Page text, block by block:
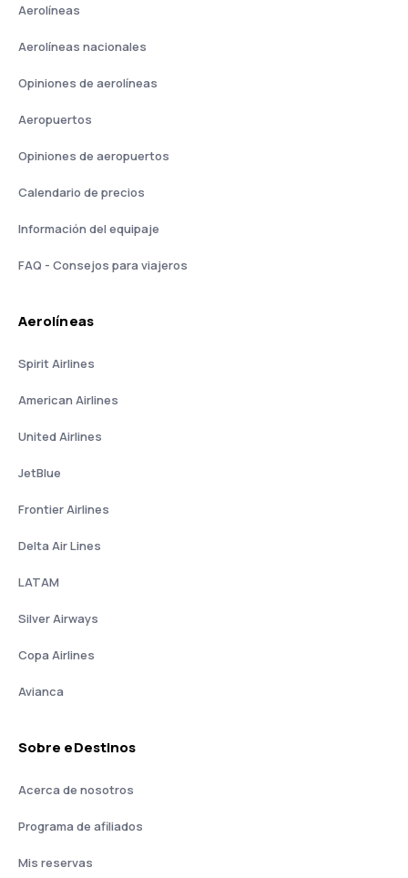
Aerolíneas
Aerolíneas nacionales
Opiniones de aerolíneas
Aeropuertos
Opiniones de aeropuertos
Calendario de precios
Información del equipaje
FAQ - Consejos para viajeros
Aerolíneas
Spirit Airlines
American Airlines
United Airlines
JetBlue
Frontier Airlines
Delta Air Lines
LATAM
Silver Airways
Copa Airlines
Avianca
Sobre eDestinos
Acerca de nosotros
Programa de afiliados
Mis reservas